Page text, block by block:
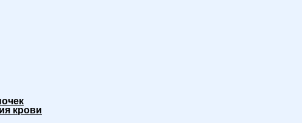
крови